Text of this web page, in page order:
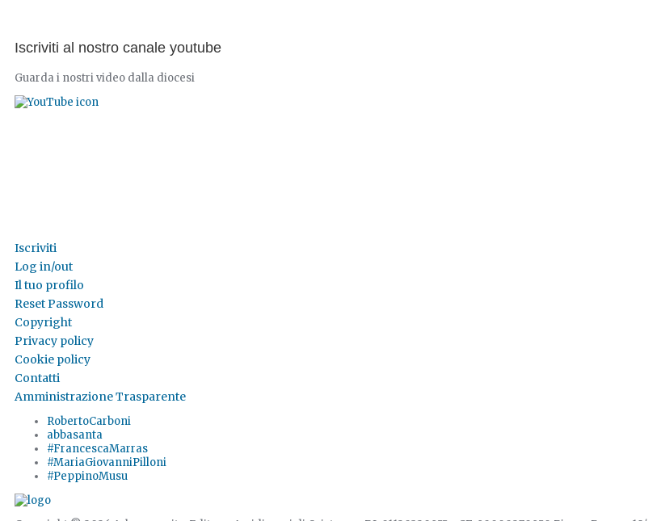
Iscriviti al nostro canale youtube
Guarda i nostri video dalla diocesi
Iscriviti
Log in/out
Il tuo profilo
Reset Password
Copyright
Privacy policy
Cookie policy
Contatti
Amministrazione Trasparente
RobertoCarboni
abbasanta
#FrancescaMarras
#MariaGiovanniPilloni
#PeppinoMusu